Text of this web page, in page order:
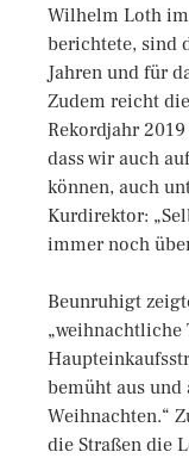
Wilhelm Loth im
berichtete, sind
Jahren und für
Zudem reicht
Rekordjahr
dass wir auch
können, auch
Kurdirektor:
immer noch
Beunruhigt
bemüht aus und
Weihnachten.“
die Straßen die